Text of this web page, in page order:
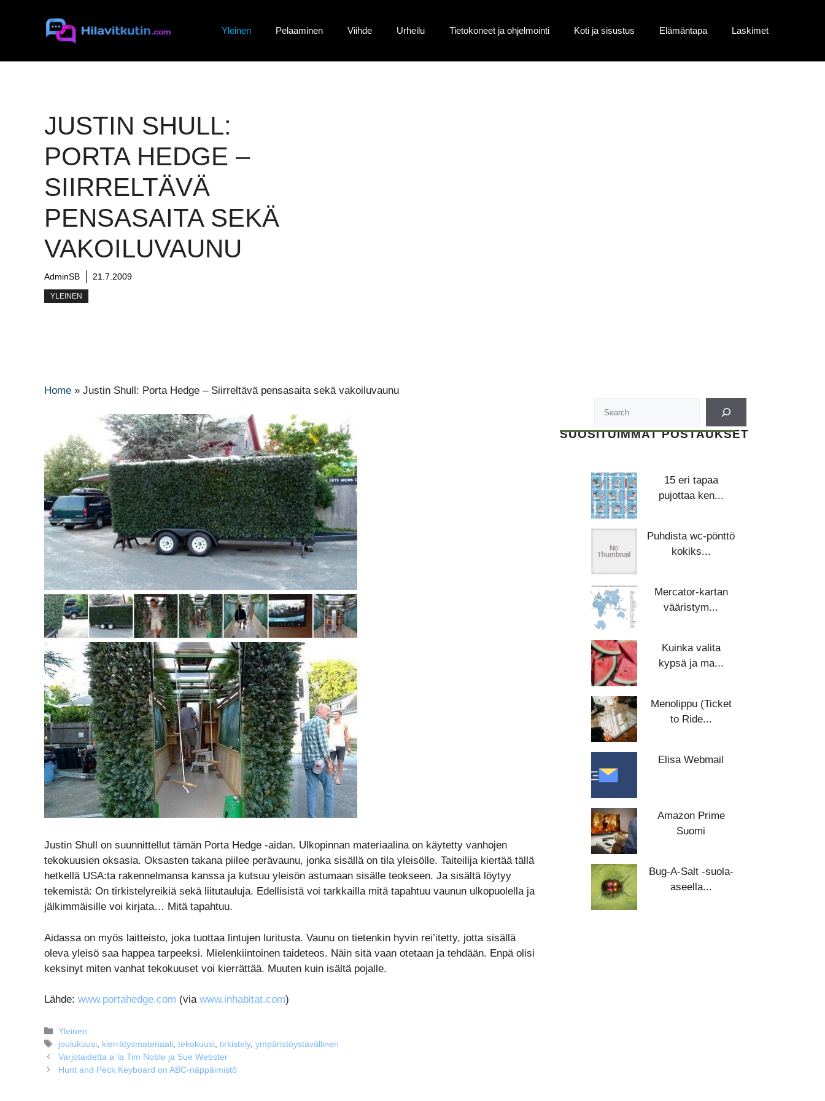
Yleinen Pelaaminen Viihde Urheilu Tietokoneet ja ohjelmointi Koti ja sisustus Elämäntapa Laskimet
JUSTIN SHULL:
PORTA HEDGE –
SIIRRELTÄVÄ
PENSASAITA SEKÄ
VAKOILUVAUNU
AdminSB 21.7.2009
YLEINEN
Home » Justin Shull: Porta Hedge – Siirreltävä pensasaita sekä vakoiluvaunu
Justin Shull on suunnittellut tämän Porta Hedge -aidan. Ulkopinnan materiaalina on käytetty vanhojen
tekokuusien oksasia. Oksasten takana piilee perävaunu, jonka sisällä on tila yleisölle. Taiteilija kiertää tällä
hetkellä USA:ta rakennelmansa kanssa ja kutsuu yleisön astumaan sisälle teokseen. Ja sisältä löytyy
tekemistä: On tirkistelyreikiä sekä liitutauluja. Edellisistä voi tarkkailla mitä tapahtuu vaunun ulkopuolella ja
jälkimmäisille voi kirjata… Mitä tapahtuu.
Aidassa on myös laitteisto, joka tuottaa lintujen luritusta. Vaunu on tietenkin hyvin rei’itetty, jotta sisällä
oleva yleisö saa happea tarpeeksi. Mielenkiintoinen taideteos. Näin sitä vaan otetaan ja tehdään. Enpä olisi
keksinyt miten vanhat tekokuuset voi kierrättää. Muuten kuin isältä pojalle.
Lähde: www.portahedge.com (via www.inhabitat.com)
Kategoriat
Yleinen
Avainsanat
joulukuusi kierrätysmateriaali ,tekokuusi ,tirkistely,ympäristöystävällinen
Varjotaidetta a´la Tim Noble ja Sue Webster
Hunt and Peck Keyboard on ABC-näppäimistö
SUOSITUIMMAT POSTAUKSET
15 eri tapaa
pujottaa ken...
Puhdista wc-pönttö
kokiks...
Mercator-kartan
vääristym...
Kuinka valita
kypsä ja ma...
Menolippu (Ticket
to Ride...
Elisa Webmail
Amazon Prime
Suomi
Bug-A-Salt -suola-
aseella...